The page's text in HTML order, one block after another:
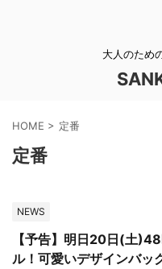
大人のため
HOME > 定番
定番
NEWS
【予告】明日20日(土
ル！可愛いデザインバッ